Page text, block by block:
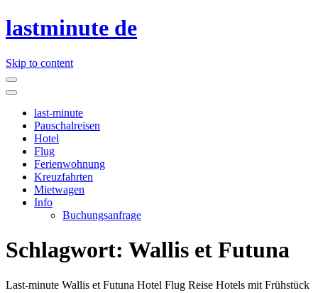
lastminute de
Skip to content
last-minute
Pauschalreisen
Hotel
Flug
Ferienwohnung
Kreuzfahrten
Mietwagen
Info
Buchungsanfrage
Schlagwort: Wallis et Futuna
Last-minute Wallis et Futuna Hotel Flug Reise Hotels mit Frühstück